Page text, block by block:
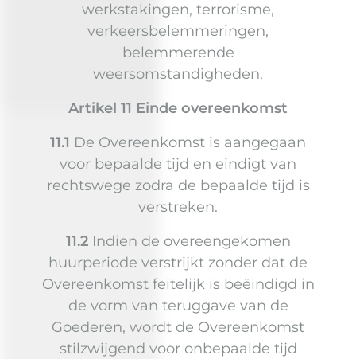
werkstakingen, terrorisme,
verkeersbelemmeringen,
belemmerende
weersomstandigheden.
Artikel 11 Einde overeenkomst
11.1 De Overeenkomst is aangegaan
voor bepaalde tijd en eindigt van
rechtswege zodra de bepaalde tijd is
verstreken.
11.2Indien de overeengekomen
huurperiode verstrijkt zonder dat de
Overeenkomst feitelijk is beëindigd in
de vorm van teruggave van de
Goederen, wordt de Overeenkomst
stilzwijgend voor onbepaalde tijd